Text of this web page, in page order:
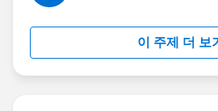
Select Field Update
Select the Field to Update:
Select Use a Formula to Set
이 주제 더 보